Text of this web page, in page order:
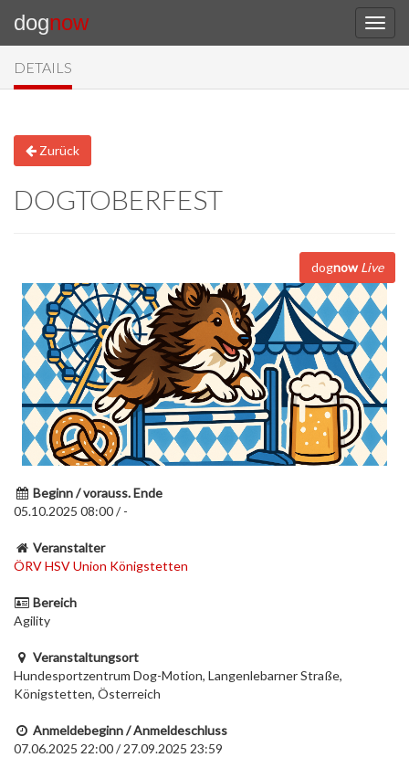
dognow
DETAILS
Zurück
DOGTOBERFEST
dognow Live
Beginn / vorauss. Ende
05.10.2025 08:00 / -
Veranstalter
ÖRV HSV Union Königstetten
Bereich
Agility
Veranstaltungsort
Hundesportzentrum Dog-Motion, Langenlebarner Straße,
Königstetten, Österreich
Anmeldebeginn / Anmeldeschluss
07.06.2025 22:00 / 27.09.2025 23:59